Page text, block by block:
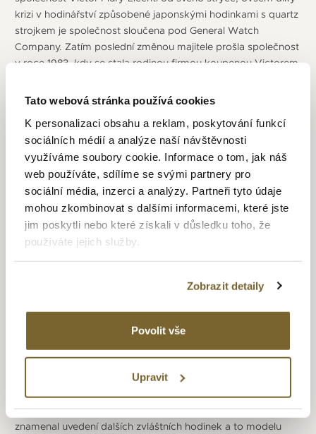
Tato webová stránka používá cookies
K personalizaci obsahu a reklam, poskytování funkcí
sociálních médií a analýze naší návštěvnosti
využíváme soubory cookie. Informace o tom, jak náš
web používáte, sdílíme se svými partnery pro
sociální média, inzerci a analýzy. Partneři tyto údaje
mohou zkombinovat s dalšími informacemi, které jste
jim poskytli nebo které získali v důsledku toho, že
používáte jejich služby.
Zobrazit detaily
Povolit vše
Upravit
krizi v hodinářství způsobené japonskými hodinkami s quartz
strojkem je společnost sloučena pod General Watch
Company. Zatím poslední změnou majitele prošla společnost
v roce 1983, kdy se stala rodinou firmou koupenou Victorem
letech zažívá firma velký rozvoj způsobený velkým zájmem
továrnu.
V roce 1961 společnost představuje i dnes vydávanou
modelovou řadu „ Delfin“, které vynikají odolností proti
nárazu a skvělou vodotěsností, a to díky novému způsobu
těsnění a dvojitému zadnímu víčku. Vývoj vodotěsných
hodinek pokračuje a o 4 roky později vydá firma řadu
Hydrosub “ s odolností do 500 metrů, což je v té době velký
robustní, ale pořád elegantní hodinky se sklem odolným proti
který pokrýval všechna časová pásma a umožnili majiteli
zjistit čas v některém z 50 měst celého světa.
Dalším skvělým počinem byl ultra tenký strojek s datem
z kolekceLes Bémonts Ultra Slim, strojek měl na tloušťku
pouhých 1,4 mm (tento rekord drží do dnes). Rok 2005
znamenal uvedení dalších zvláštních hodinek a to modelu